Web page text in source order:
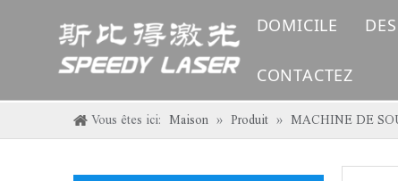
DOMICILE
CONTACTEZ
Vous êtes ici: Maison » Produit » MACHINE DE